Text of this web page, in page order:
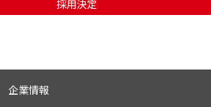
採用決定
企業情報